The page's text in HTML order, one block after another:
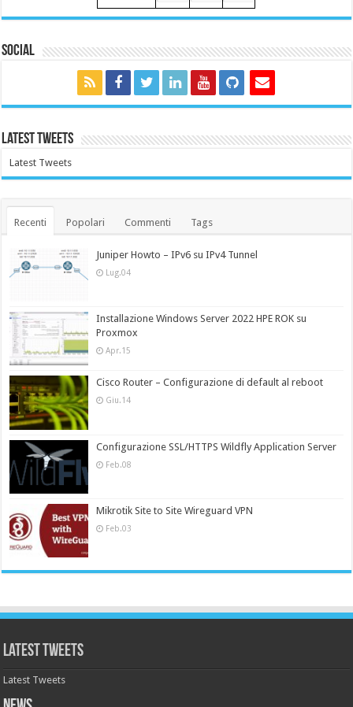
Social
Latest Tweets
Latest Tweets
Recenti Popolari Commenti Tags
Juniper Howto – IPv6 su IPv4 Tunnel
Lug.04
Installazione Windows Server 2022 HPE ROK su
Proxmox
Apr.15
Cisco Router – Configurazione di default al reboot
Giu.14
Configurazione SSL/HTTPS Wildfly Application Server
Feb.08
Mikrotik Site to Site Wireguard VPN
Feb.03
Latest Tweets
Latest Tweets